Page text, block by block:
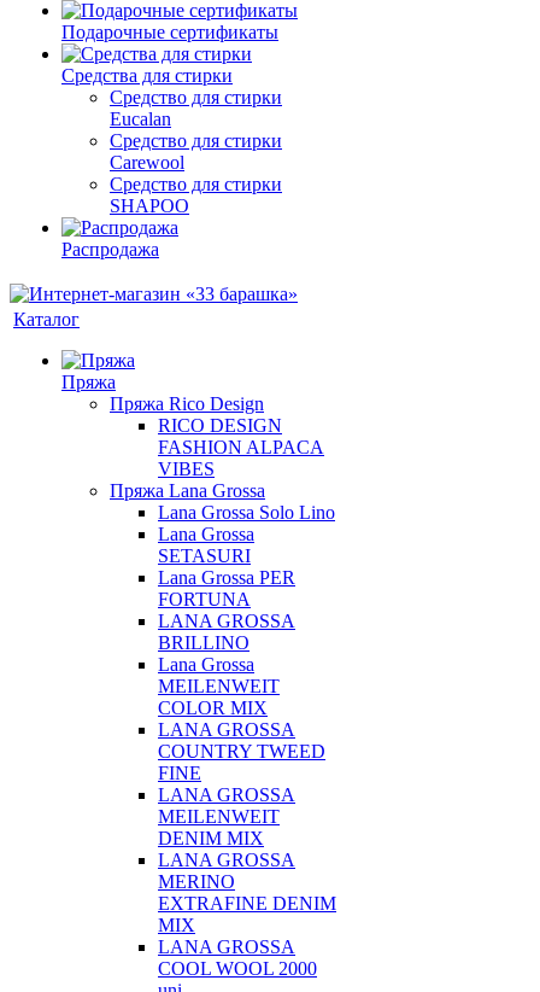
Подарочные сертификаты
Средства для стирки
Средство для стирки
Eucalan
Средство для стирки
Carewool
Средство для стирки
SHAPOO
Распродажа
Каталог
Пряжа
Пряжа Rico Design
RICO DESIGN
FASHION ALPACA
VIBES
Пряжа Lana Grossa
Lana Grossa Solo Lino
Lana Grossa
SETASURI
Lana Grossa PER
FORTUNA
LANA GROSSA
BRILLINO
Lana Grossa
MEILENWEIT
COLOR MIX
LANA GROSSA
COUNTRY TWEED
FINE
LANA GROSSA
MEILENWEIT
DENIM MIX
LANA GROSSA
MERINO
EXTRAFINE DENIM
MIX
LANA GROSSA
COOL WOOL 2000